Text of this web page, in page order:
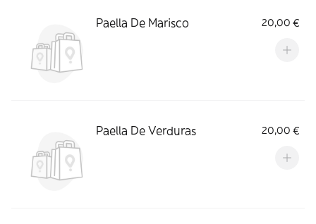
Paella De Marisco 20,00 €
Paella De Verduras 20,00 €